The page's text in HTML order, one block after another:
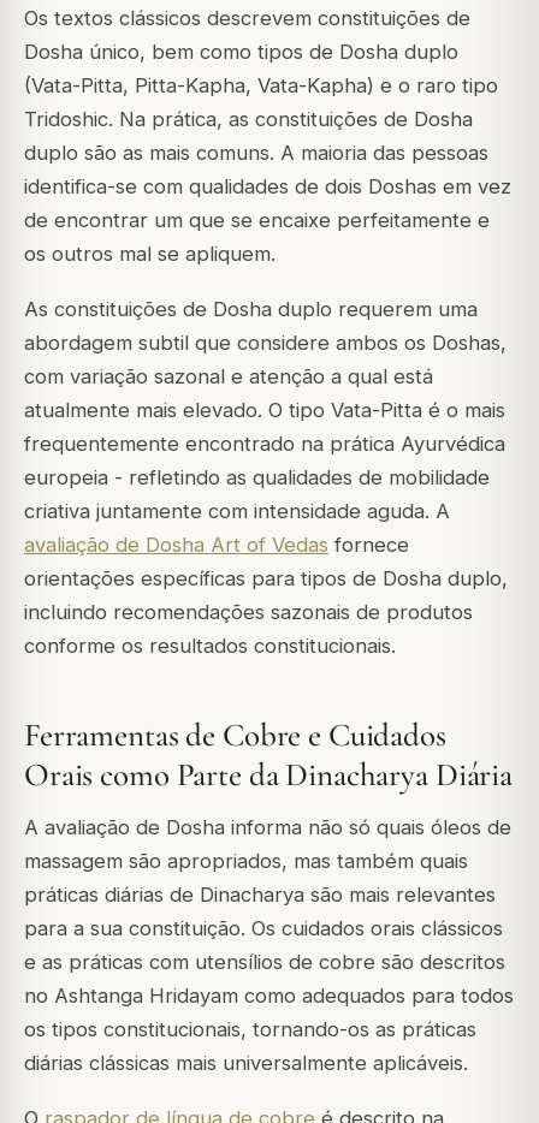
Os textos clássicos descrevem constituições de
Dosha único, bem como tipos de Dosha duplo
(Vata-Pitta, Pitta-Kapha, Vata-Kapha) e o raro tipo
Tridoshic. Na prática, as constituições de Dosha
duplo são as mais comuns. A maioria das pessoas
identifica-se com qualidades de dois Doshas em vez
de encontrar um que se encaixe perfeitamente e
os outros mal se apliquem.
As constituições de Dosha duplo requerem uma
abordagem subtil que considere ambos os Doshas,
com variação sazonal e atenção a qual está
atualmente mais elevado. O tipo Vata-Pitta é o mais
frequentemente encontrado na prática Ayurvédica
europeia - refletindo as qualidades de mobilidade
criativa juntamente com intensidade aguda. A
avaliação de Dosha Art of Vedas fornece
orientações específicas para tipos de Dosha duplo,
incluindo recomendações sazonais de produtos
conforme os resultados constitucionais.
Ferramentas de Cobre e Cuidados
Orais como Parte da Dinacharya Diária
A avaliação de Dosha informa não só quais óleos de
massagem são apropriados, mas também quais
práticas diárias de Dinacharya são mais relevantes
para a sua constituição. Os cuidados orais clássicos
e as práticas com utensílios de cobre são descritos
no Ashtanga Hridayam como adequados para todos
os tipos constitucionais, tornando-os as práticas
diárias clássicas mais universalmente aplicáveis.